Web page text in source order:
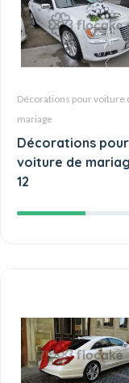
Décorations pour voiture
mariage
Décorations pour
voiture de
12